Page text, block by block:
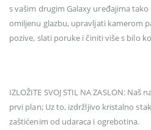
s vašim drugim Galaxy uređajima
omiljenu glazbu, upravljati kamerom
pozive, slati poruke i činiti više s bilo
IZLOŽITE SVOJ STIL NA ZASLON: Naš
prvi plan; Uz to, izdržljivo kristalno
zaštićenim od udaraca i ogrebotina.